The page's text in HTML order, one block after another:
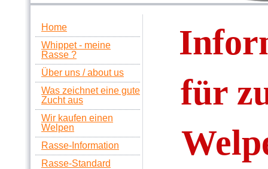
Home
Whippet - meine
Rasse ?
Über uns / about us
Was zeichnet eine gute
Zucht aus
Wir kaufen einen
Welpen
Rasse-Information
Rasse-Standard
für